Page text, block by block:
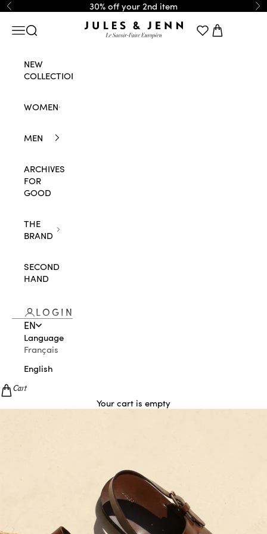
Skip to content
Previous 30% off your 2nd item
JULES & JENN
Navigation menu
Search Cart
NEW
COLLECTION
WOMEN
MEN
ARCHIVES
FOR
GOOD
THE
BRAND
SECOND
HAND
LOGIN
EN
Language
Français
English
Cart
Your cart is empty